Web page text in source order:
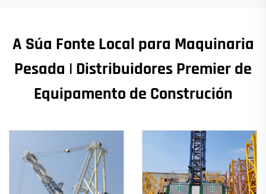
A Súa Fonte Local para Maquinaria
Pesada | Distribuidores Premier de
Equipamento de Construción